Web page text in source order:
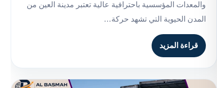
والمعدات المؤسسية باحترافية عالية تعتبر مدينة العين من
المدن الحيوية التي تشهد حركة…
قراءة المزيد